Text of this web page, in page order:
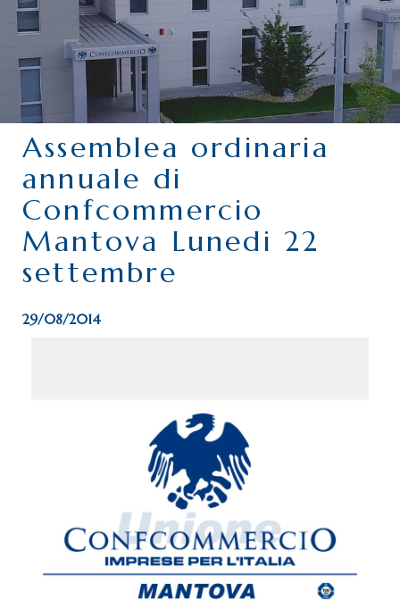
CATEGORIE
DELEGAZIONI
ATTIVITÀ STORICHE
PERIODICO
PERCHÉ ASSOCIARSI?
DOVE SIAMO
CONTATTI
Assemblea ordinaria
annuale di
Confcommercio
Mantova Lunedi 22
settembre
29/08/2014